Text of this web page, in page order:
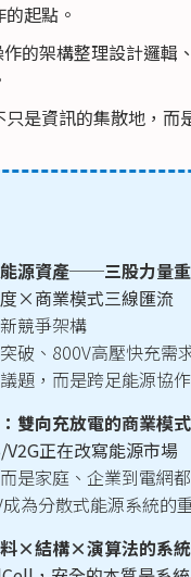
起點。
作的架構整理設計邏
是資訊的集散地，
源資產──三股力量
×商業模式三線匯流
競爭架構
破、800V高壓快充
題，而是跨足能源協
雙向充放電的商業模
正在改寫能源市場
是家庭、企業到電網
為分散式能源系統的
×結構×演算法的系